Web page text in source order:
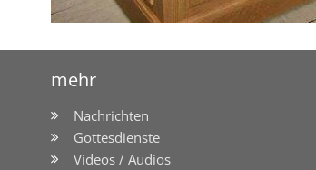
mehr
Nachrichten
Gottesdienste
Videos / Audios